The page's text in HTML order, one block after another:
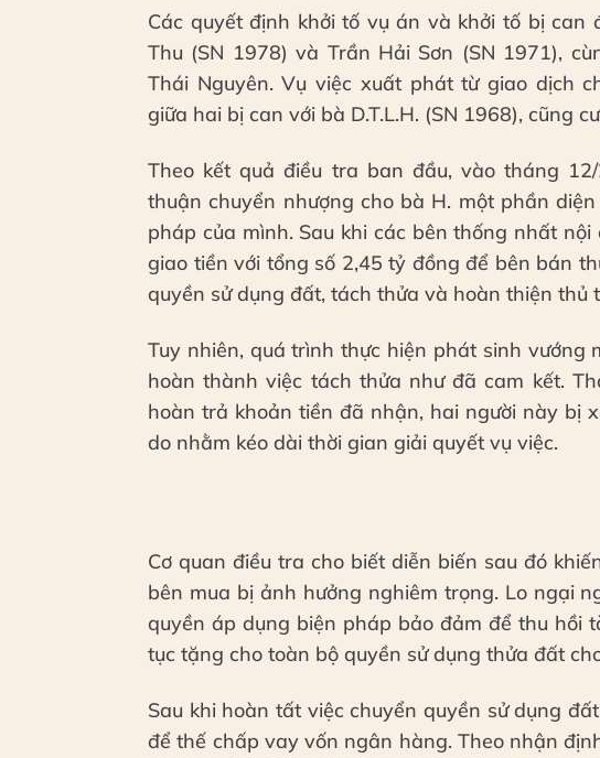
Các quyết định khởi tố vụ án và khởi tố bị can
Thu (SN 1978) và Trần Hải Sơn (SN 1971),
Thái Nguyên. Vụ việc xuất phát từ giao dịch
giữa hai bị can với bà D.T.L.H. (SN 1968), cũng
Theo kết quả điều tra ban đầu, vào tháng
thuận chuyển nhượng cho bà H. một phần
pháp của mình. Sau khi các bên thống nhất
giao tiền với tổng số 2,45 tỷ đồng để bên bán
quyền sử dụng đất, tách thửa và hoàn thiện thủ
Tuy nhiên, quá trình thực hiện phát sinh vướng
hoàn thành việc tách thửa như đã cam kết.
hoàn trả khoản tiền đã nhận, hai người này bị
do nhằm kéo dài thời gian giải quyết vụ việc.
Cơ quan điều tra cho biết diễn biến sau đó
bên mua bị ảnh hưởng nghiêm trọng. Lo ngại
quyền áp dụng biện pháp bảo đảm để thu hồi
tục tặng cho toàn bộ quyền sử dụng thửa đất
Sau khi hoàn tất việc chuyển quyền sử dụng
để thế chấp vay vốn ngân hàng. Theo nhận